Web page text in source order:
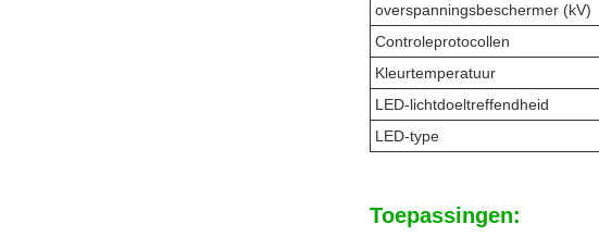
overspanningsbeschermer (kV)
Controleprotocollen
Kleurtemperatuur
LED-lichtdoeltreffendheid
LED-type
Toepassingen: